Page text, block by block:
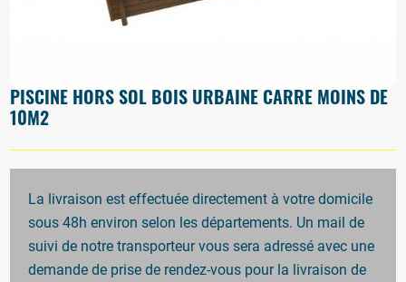
PISCINE HORS SOL BOIS URBAINE CARRÉ MOINS DE
10M2
La livraison est effectuée directement à votre domicile
sous 48h environ selon les départements. Un mail de
suivi de notre transporteur vous sera adressé avec une
demande de prise de rendez-vous pour la livraison de